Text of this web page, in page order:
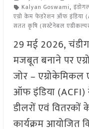
Kalyan Goswami,
एग्रो केम फेडरेशन ऑफ इंडिया
सतत कृषि (सस्टेनेबल
29 मई 2026,
मजबूत बनाने पर
जोर –
ऑफ इंडिया (ACFI)
डीलरों एवं
कार्यक्रम आयोजित